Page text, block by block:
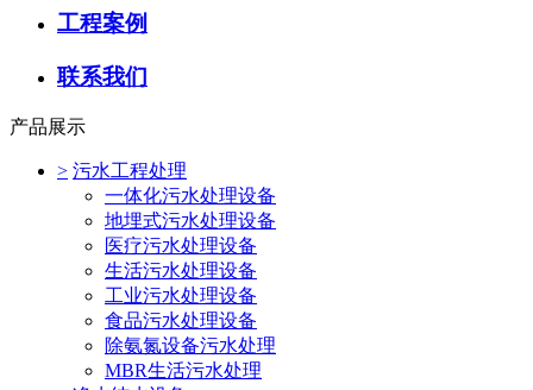
工程案例
联系我们
产品展示
> 污水工程处理
一体化污水处理设备
地埋式污水处理设备
医疗污水处理设备
生活污水处理设备
工业污水处理设备
食品污水处理设备
除氨氮设备污水处理
MBR生活污水处理